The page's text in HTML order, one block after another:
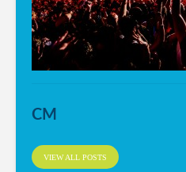
CM
VIEW ALL POSTS